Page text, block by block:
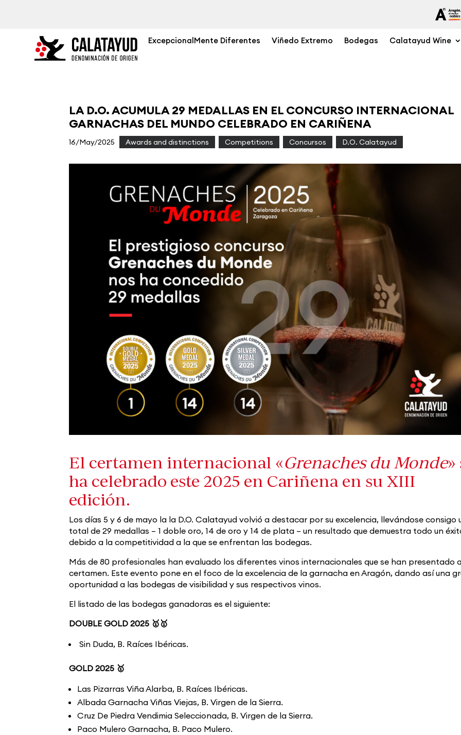
ExcepcionalMente Diferentes Viñedo Extremo Bodegas Calatayud Wine
LA D.O. ACUMULA 29 MEDALLAS EN EL CONCURSO INTERNACIONAL
GARNACHAS DEL MUNDO CELEBRADO EN CARIÑENA
16/May/2025 Awards and distinctions Competitions Concursos D.O. Calatayud
El certamen internacional «Grenaches du Monde»
ha celebrado este 2025 en Cariñena en su XIII
edición.
Los días 5 y 6 de mayo la la D.O. Calatayud volvió a destacar por su excelencia, llevándose consigo
total de 29 medallas – 1 doble oro, 14 de oro y 14 de plata – un resultado que demuestra todo un
debido a la competitividad a la que se enfrentan las bodegas.
Más de 80 profesionales han evaluado los diferentes vinos internacionales que se han presentado
certamen. Este evento pone en el foco de la excelencia de la garnacha en Aragón, dando así una
oportunidad a las bodegas de visibilidad y sus respectivos vinos.
El listado de las bodegas ganadoras es el siguiente:
DOUBLE GOLD 2025 🥇🥇
Sin Duda, B. Raíces Ibéricas.
GOLD 2025 🥇
Las Pizarras Viña Alarba, B. Raíces Ibéricas.
Albada Garnacha Viñas Viejas, B. Virgen de la Sierra.
Cruz De Piedra Vendimia Seleccionada, B. Virgen de la Sierra.
Paco Mulero Garnacha, B. Paco Mulero.